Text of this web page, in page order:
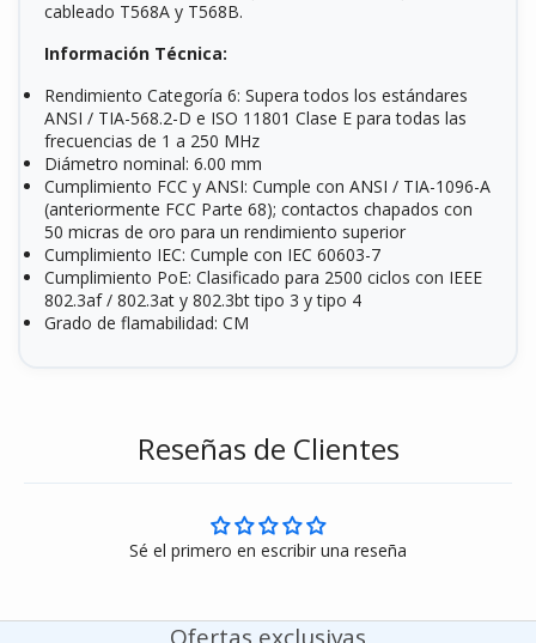
cableado T568A y T568B.
Información Técnica:
Rendimiento Categoría 6: Supera todos los estándares
ANSI / TIA-568.2-D e ISO 11801 Clase E para todas las
frecuencias de 1 a 250 MHz
Diámetro nominal: 6.00 mm
Cumplimiento FCC y ANSI: Cumple con ANSI / TIA-1096-A
(anteriormente FCC Parte 68); contactos chapados con
50 micras de oro para un rendimiento superior
Cumplimiento IEC: Cumple con IEC 60603-7
Cumplimiento PoE: Clasificado para 2500 ciclos con IEEE
802.3af / 802.3at y 802.3bt tipo 3 y tipo 4
Grado de flamabilidad: CM
Reseñas de Clientes
Sé el primero en escribir una reseña